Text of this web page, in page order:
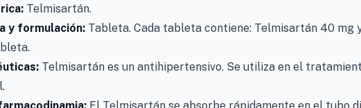
Telmisartán.
y formulación: Tableta. Cada tableta contiene: Telmisartán 40 mg
Telmisartán es un antihipertensivo. Se utiliza en el